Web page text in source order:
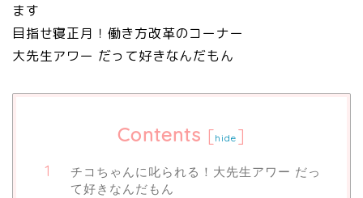
ます
目指せ寝正月！働き方改革のコーナー
大先生アワー だって好きなんだもん
Contents [hide ]
チコちゃんに叱られる！大先生アワー だっ
て好きなんだもん